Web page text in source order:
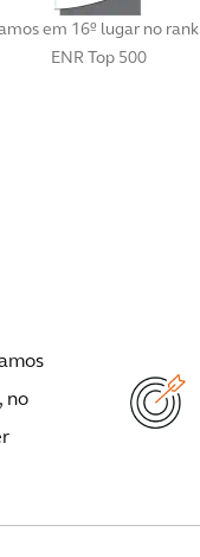
em 16º lugar no
ENR Top 500
no